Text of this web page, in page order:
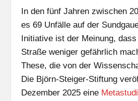
In den fünf Jahren zwischen
es 69 Unfälle auf der
Initiative ist der Meinung, dass
Straße weniger gefährlich
These, die von der
Die Björn-Steiger-Stiftung
Dezember 2025 eine